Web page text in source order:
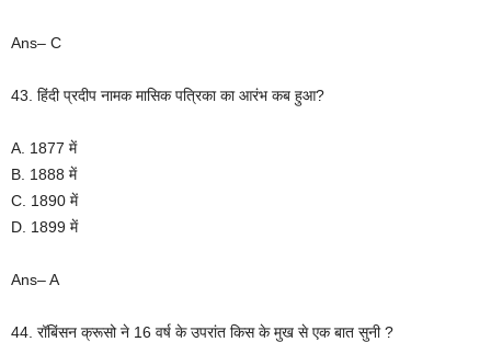
Ans– C
43. हिंदी प्रदीप नामक मासिक पत्रिका का आरंभ कब हुआ?
A. 1877 में
B. 1888 में
C. 1890 में
D. 1899 में
Ans– A
44. रॉबिंसन क्रूसो ने 16 वर्ष के उपरांत किस के मुख से एक बात सुनी ?